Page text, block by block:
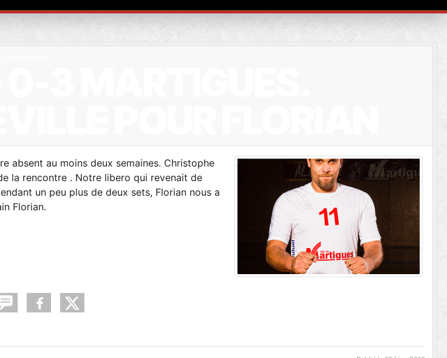
absent au moins deux semaines. Christophe
la rencontre . Notre libero qui revenait de
un peu plus de deux sets, Florian nous a
Florian.